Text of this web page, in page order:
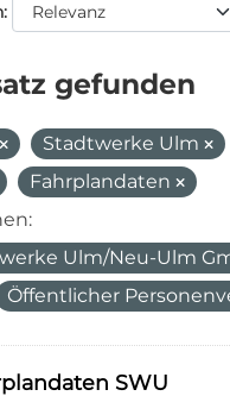
gefunden
Stadtwerke Ulm
Fahrplandaten
Ulm/Neu-Ulm
Öffentlicher
SWU